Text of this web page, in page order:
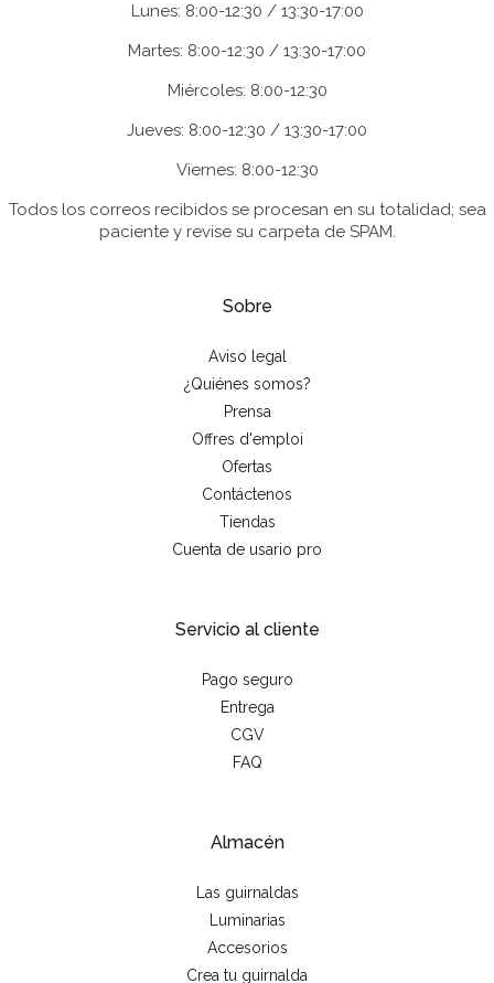
Lunes: 8:00-12:30 / 13:30-17:00
Martes: 8:00-12:30 / 13:30-17:00
Miércoles: 8:00-12:30
Jueves: 8:00-12:30 / 13:30-17:00
Viernes: 8:00-12:30
Todos los correos recibidos se procesan en su totalidad; sea
paciente y revise su carpeta de SPAM.
Sobre
Aviso legal
¿Quiénes somos?
Prensa
Offres d'emploi
Ofertas
Contáctenos
Tiendas
Cuenta de usario pro
Servicio al cliente
Pago seguro
Entrega
CGV
FAQ
Almacén
Las guirnaldas
Luminarias
Accesorios
Crea tu guirnalda